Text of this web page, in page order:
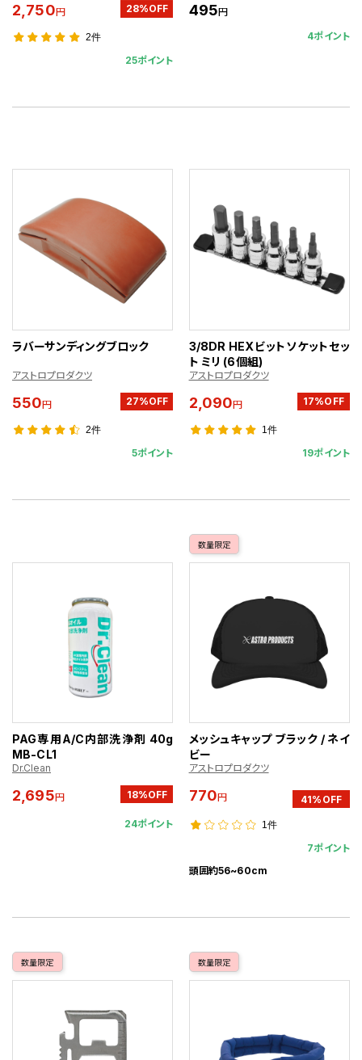
2,750円 28%OFF
2件
25ポイント
495円
4ポイント
ラバーサンディングブロック
アストロプロダクツ
550円 27%OFF
2件
5ポイント
3/8DR HEXビットソケットセッ
ト ミリ (6個組)
アストロプロダクツ
2,090円 17%OFF
1件
19ポイント
PAG専用A/C内部洗浄剤 40g
MB-CL1
Dr.Clean
2,695円 18%OFF
24ポイント
数量限定
メッシュキャップ ブラック / ネイ
ビー
アストロプロダクツ
770円 41%OFF
1件
7ポイント
頭囲約56~60cm
数量限定 数量限定